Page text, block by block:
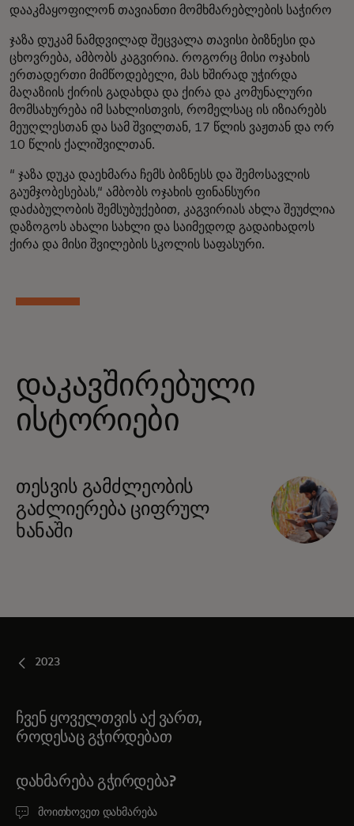
დააკმაყოფილონ თავიანთი მომხმარებლების საჭირო
ჯაზა დუკამ ნამდვილად შეცვალა თავისი ბიზნესი და
ცხოვრება, ამბობს კაგვირია. როგორც მისი ოჯახის
ერთადერთი მიმწოდებელი, მას ხშირად უჭირდა
მაღაზიის ქირის გადახდა და ქირა და კომუნალური
მომსახურება იმ სახლისთვის, რომელსაც ის იზიარებს
მეუღლესთან და სამ შვილთან, 17 წლის ვაჟთან და ორ
10 წლის ქალიშვილთან.
“ ჯაზა დუკა დაეხმარა ჩემს ბიზნესს და შემოსავლის
გაუმჯობესებას,“ ამბობს ოჯახის ფინანსური
დაძაბულობის შემსუბუქებით, კაგვირიას ახლა შეუძლია
დაზოგოს ახალი სახლი და საიმედოდ გადაიხადოს
ქირა და მისი შვილების სკოლის საფასური.
დაკავშირებული
ისტორიები
თესვის გამძლეობის
გაძლიერება ციფრულ
ხანაში
2023
ჩვენ ყოველთვის აქ ვართ,
როდესაც გჭირდებათ
ᲓᲐᲮᲛᲐᲠᲔᲑᲐ ᲒᲭᲘᲠᲓᲔᲑᲐ?
მოითხოვეთ დახმარება